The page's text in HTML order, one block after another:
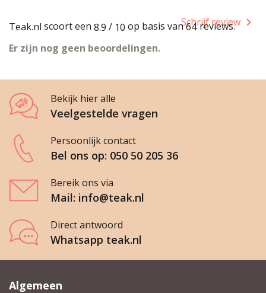
Schrijf review
Teak.nl scoort een 8.9 / 10 op basis van64 reviews.
Er zijn nog geen beoordelingen.
Bekijk hier alle
Veelgestelde vragen
Persoonlijk contact
Bel ons op: 050 50 205 36
Bereik ons via
Mail: info@teak.nl
Direct antwoord
Whatsapp teak.nl
Algemeen